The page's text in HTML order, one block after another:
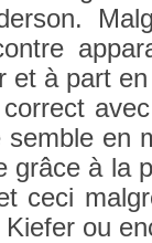
à part
semble en
grâce à la
ceci
ou